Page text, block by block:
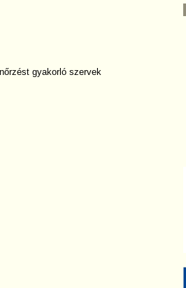
gyakorló szervek